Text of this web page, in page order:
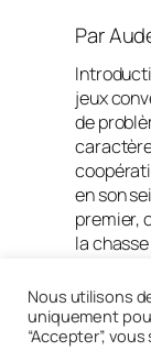
Par
jeux
de
en son
premier,
la
Lire la
Nous utilisons
uniquement
“Accepter”,